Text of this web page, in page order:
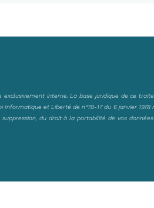
interne. La base juridique de ce
et Liberté de n°78-17 du 6 janvier
suppression, du droit à la portabilité de vos